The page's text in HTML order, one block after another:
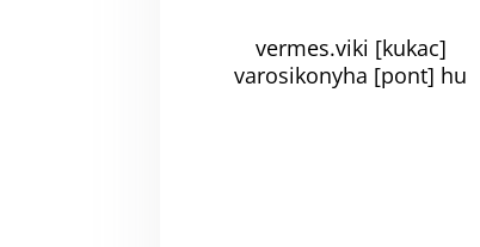
vermes.viki [kukac]
varosikonyha [pont] hu